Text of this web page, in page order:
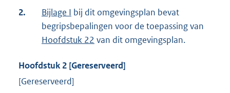
2.
Bijlage I bij dit omgevingsplan bevat
begripsbepalingen voor de toepassing van
Hoofdstuk 22 van dit omgevingsplan.
Hoofdstuk 2 [Gereserveerd]
[Gereserveerd]